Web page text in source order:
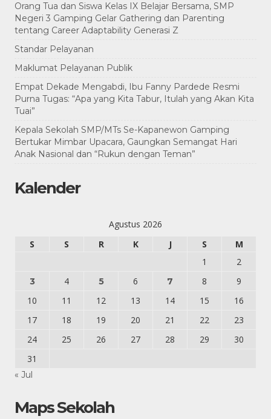
Orang Tua dan Siswa Kelas IX Belajar Bersama, SMP
Negeri 3 Gamping Gelar Gathering dan Parenting
tentang Career Adaptability Generasi Z
Standar Pelayanan
Maklumat Pelayanan Publik
Empat Dekade Mengabdi, Ibu Fanny Pardede Resmi
Purna Tugas: “Apa yang Kita Tabur, Itulah yang Akan Kita
Tuai”
Kepala Sekolah SMP/MTs Se-Kapanewon Gamping
Bertukar Mimbar Upacara, Gaungkan Semangat Hari
Anak Nasional dan “Rukun dengan Teman”
Kalender
Agustus 2026
S
S R K J S
M
1
2
3 4 5 6 7 8
9
10
11 12 13 14 15
16
17
18 19 20 21 22
23
24
25 26 27 28 29
30
31
« Jul
Maps Sekolah